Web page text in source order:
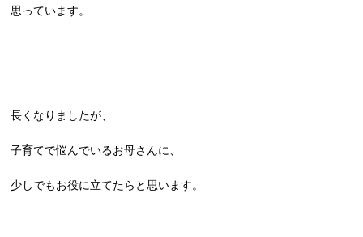
思っています。
長くなりましたが、
子育てで悩んでいるお母さんに、
少しでもお役に立てたらと思います。